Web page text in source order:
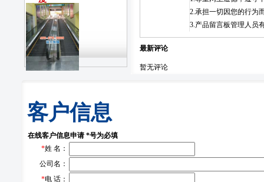
2.承担一切因您的行为
3.产品留言板管理人员
最新评论
暂无评论
客户信息
在线客户信息申请 *号为必填
*姓 名：
公司名：
*电 话：